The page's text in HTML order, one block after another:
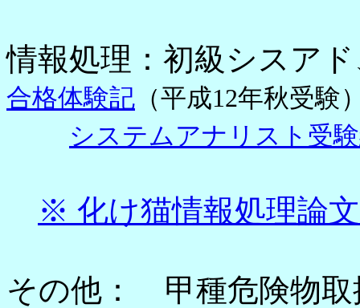
情報処理：初級シスア
合格体験記 （平成12年秋受験
システムアナリスト受
※ 化け猫情報処理論
その他： 甲種危険物取